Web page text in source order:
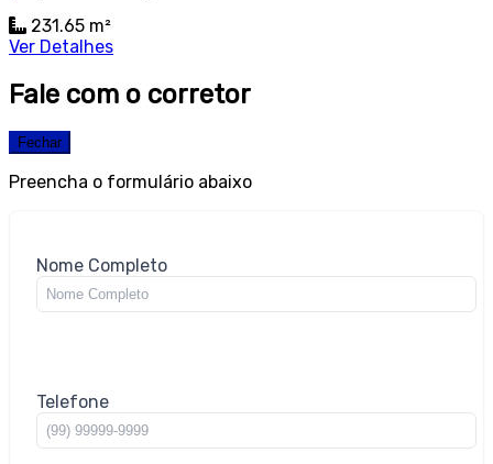
231.65 m²
Ver Detalhes
Fale com o corretor
Fechar
Preencha o formulário abaixo
Nome Completo
Telefone